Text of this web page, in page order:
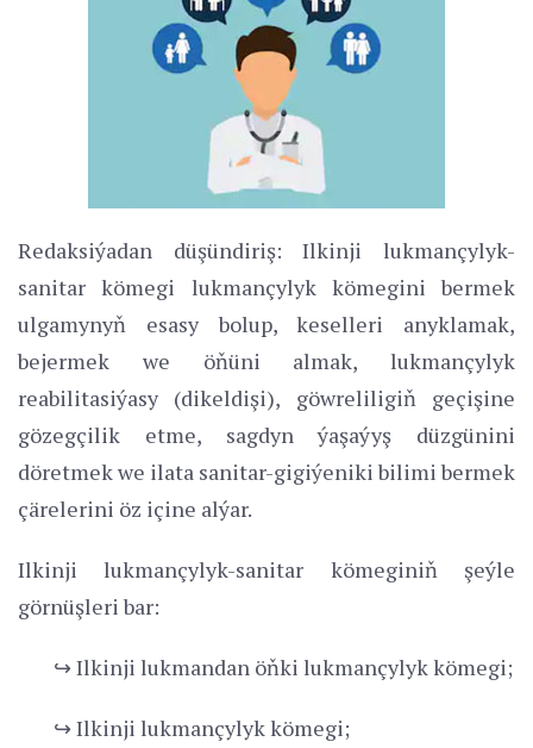
Redaksiýadan düşündiriş: Ilkinji lukmançylyk-
sanitar kömegi lukmançylyk kömegini bermek
ulgamynyň esasy bolup, keselleri anyklamak,
bejermek we öňüni almak, lukmançylyk
reabilitasiýasy (dikeldişi), göwreliligiň geçişine
gözegçilik etme, sagdyn ýaşaýyş düzgünini
döretmek we ilata sanitar-gigiýeniki bilimi bermek
çärelerini öz içine alýar.
Ilkinji lukmançylyk-sanitar kömeginiň şeýle
görnüşleri bar:
↪ Ilkinji lukmandan öňki lukmançylyk kömegi;
↪ Ilkinji lukmançylyk kömegi;